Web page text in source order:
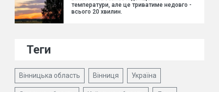
температури, але це триватиме недовго -
всього 20 хвилин.
Теги
Вінницька область Вінниця Україна